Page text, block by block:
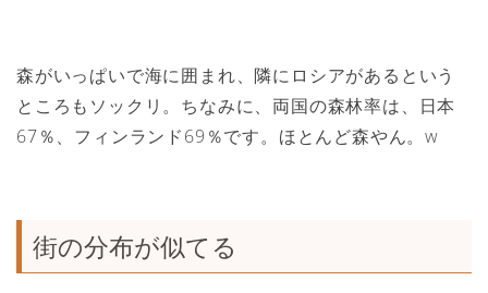
森がいっぱいで海に囲まれ、隣にロシアがあるという
ところもソックリ。ちなみに、両国の森林率は、日本
67％、フィンランド69％です。ほとんど森やん。w
街の分布が似てる